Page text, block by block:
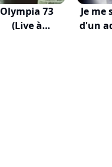
Olympia 73
(Live à
Je me
d'un